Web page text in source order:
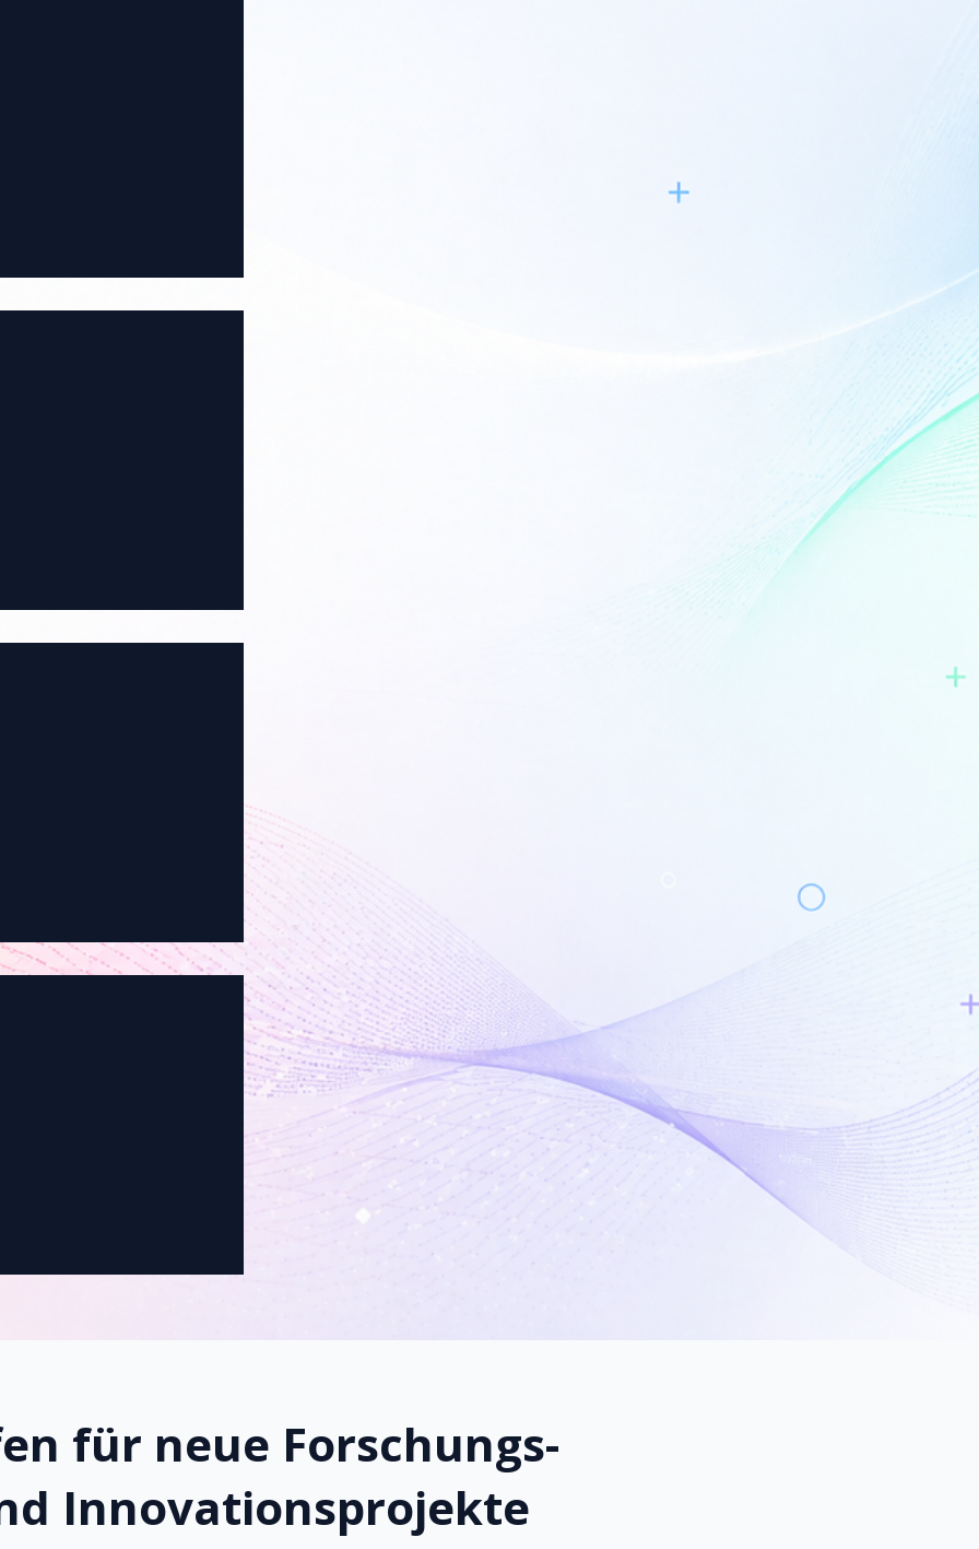
für neue Forschungs-
Innovationsprojekte